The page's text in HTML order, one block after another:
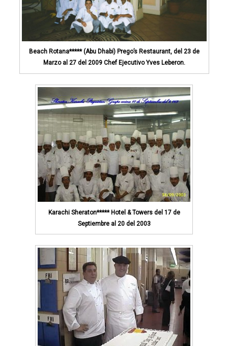
Beach Rotana***** (Abu Dhabi) Prego’s Restaurant, del 23 de
Marzo al 27 del 2009 Chef Ejecutivo Yves Leberon.
Karachi Sheraton***** Hotel & Towers del 17 de
Septiembre al 20 del 2003